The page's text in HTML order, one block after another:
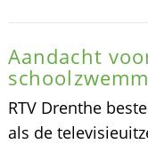
Aandacht
RTV Drenthe
als de